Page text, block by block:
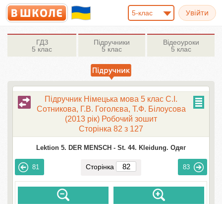
5-клас
ГДЗ
5 клас
Підручники
5 клас
Відеоуроки
5 клас
Підручник Німецька мова 5 клас С.І.
Сотникова, Г.В. Гоголєва, Т.Ф. Білоусова
(2013 рік) Робочий зошит
Сторінка 82 з 127
Lektion 5. DER MENSCH - St. 44. Kleidung. Одяг
81 Сторінка 83